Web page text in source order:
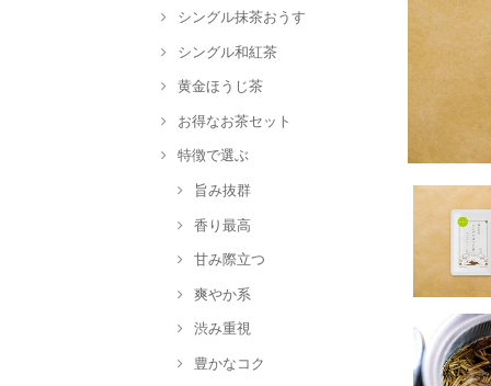
シングル抹茶おうす
シングル和紅茶
黄金ほうじ茶
お得なお茶セット
特徴で選ぶ
旨み抜群
香り最高
甘み際立つ
爽やか系
渋み重視
豊かなコク